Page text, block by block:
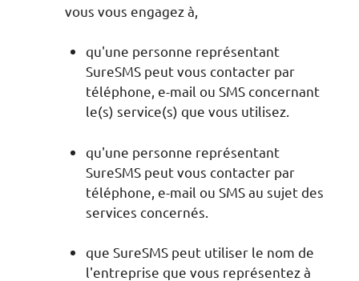
vous vous engagez à,
qu'une personne représentant
SureSMS peut vous contacter par
téléphone, e-mail ou SMS concernant
le(s) service(s) que vous utilisez.
qu'une personne représentant
SureSMS peut vous contacter par
téléphone, e-mail ou SMS au sujet des
services concernés.
que SureSMS peut utiliser le nom de
l'entreprise que vous représentez à